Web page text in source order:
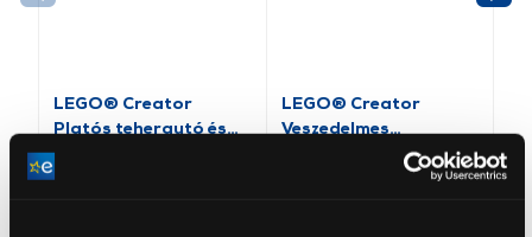
LEGO® Creator
Platós teherautó és
helikopter (31146)
4 919 Ft
LEGO® Creator
Veszedelmes
dinoszaurusz (31379)